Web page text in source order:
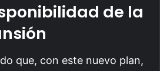
de la
que, con este nuevo plan,